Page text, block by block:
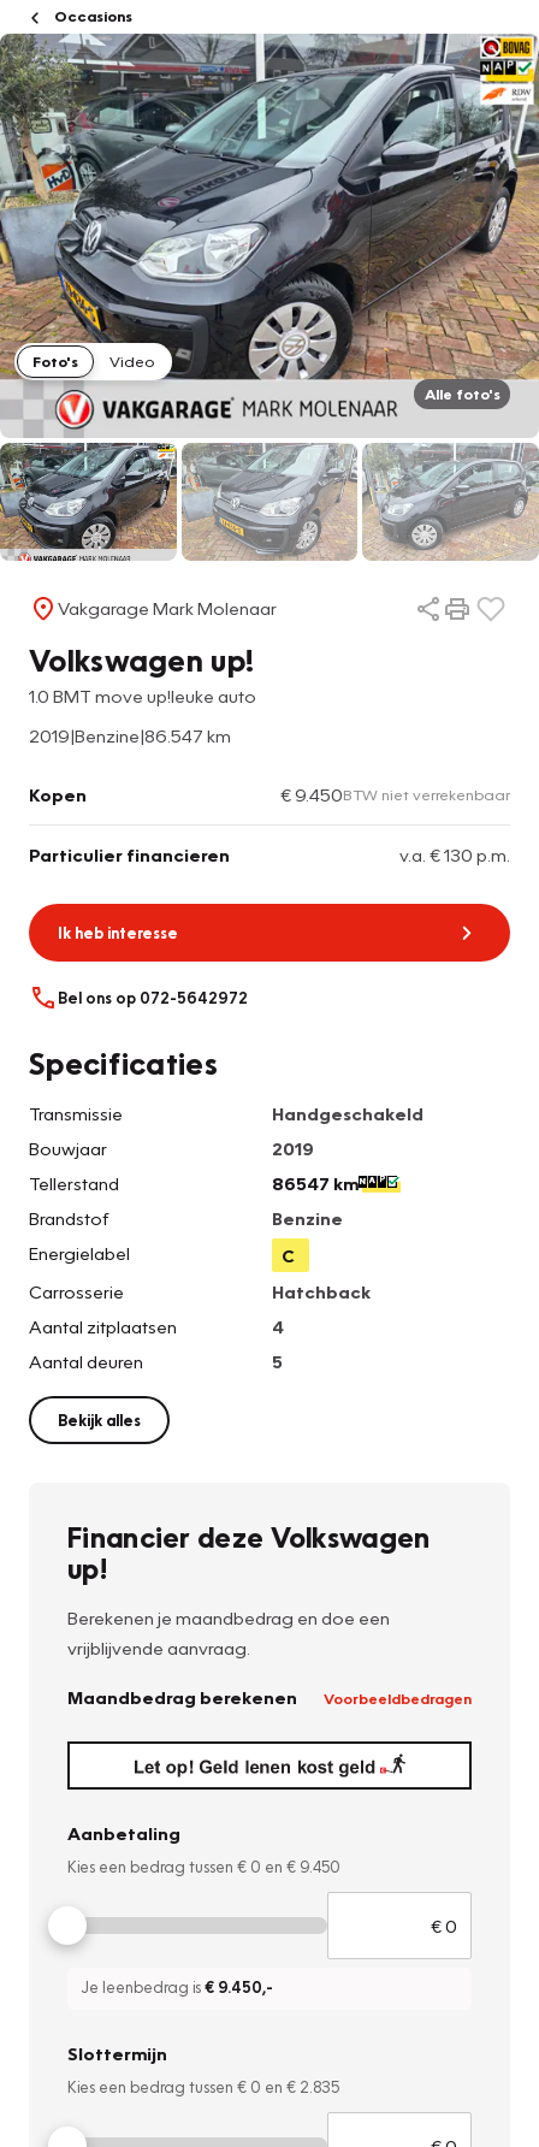
Occasions
Foto's
Video
Alle foto's
Vakgarage Mark Molenaar
Volkswagen up!
1.0 BMT move up!leuke auto
2019|Benzine|86.547 km
Kopen € 9.450BTW niet verrekenbaar
Particulier financieren v.a. € 130 p.m.
Ik heb interesse
Bel ons op 072-5642972
Specificaties
Transmissie
Handgeschakeld
Bouwjaar
2019
Tellerstand
86547 km
Brandstof
Benzine
Energielabel
C
Carrosserie
Hatchback
Aantal zitplaatsen
4
Aantal deuren
5
Bekijk alles
Financier deze Volkswagen
up!
Berekenen je maandbedrag en doe een
vrijblijvende aanvraag.
Maandbedrag berekenen Voorbeeldbedragen
Aanbetaling
Kies een bedrag tussen € 0 en € 9.450
Je leenbedrag is€ 9.450,-
Slottermijn
Kies een bedrag tussen € 0 en € 2.835